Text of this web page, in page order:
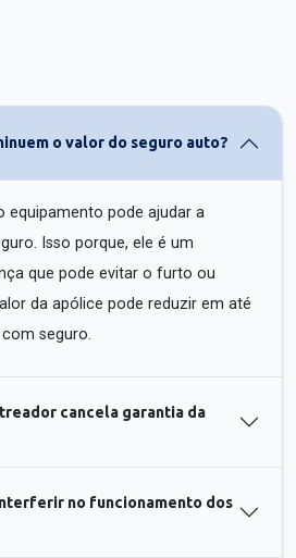
o valor do seguro auto?
equipamento pode ajudar a
Isso porque, ele é um
que pode evitar o furto ou
da apólice pode reduzir em até
seguro.
cancela garantia da
no funcionamento dos